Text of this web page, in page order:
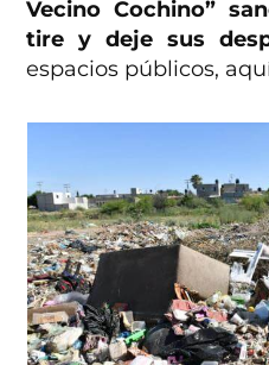
Vecino Cochino”
tire y deje sus
espacios públicos,